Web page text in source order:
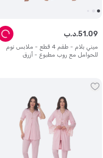
ميني بلام - طقم 4 قطع - ملابس نوم
للحوامل مع روب مطبوع - أزرق
د.ب.51 .09